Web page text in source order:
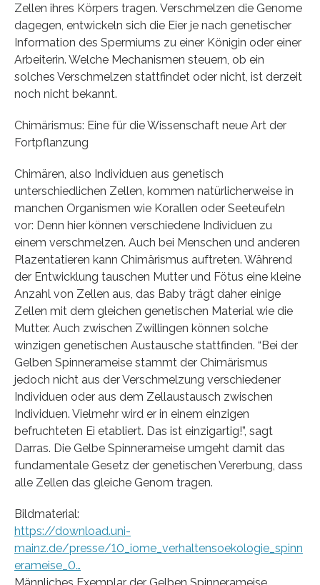
Zellen ihres Körpers tragen. Verschmelzen die Genome
dagegen, entwickeln sich die Eier je nach genetischer
Information des Spermiums zu einer Königin oder einer
Arbeiterin. Welche Mechanismen steuern, ob ein
solches Verschmelzen stattfindet oder nicht, ist derzeit
noch nicht bekannt.
Chimärismus: Eine für die Wissenschaft neue Art der
Fortpflanzung
Chimären, also Individuen aus genetisch
unterschiedlichen Zellen, kommen natürlicherweise in
manchen Organismen wie Korallen oder Seeteufeln
vor: Denn hier können verschiedene Individuen zu
einem verschmelzen. Auch bei Menschen und anderen
Plazentatieren kann Chimärismus auftreten. Während
der Entwicklung tauschen Mutter und Fötus eine kleine
Anzahl von Zellen aus, das Baby trägt daher einige
Zellen mit dem gleichen genetischen Material wie die
Mutter. Auch zwischen Zwillingen können solche
winzigen genetischen Austausche stattfinden. “Bei der
Gelben Spinnerameise stammt der Chimärismus
jedoch nicht aus der Verschmelzung verschiedener
Individuen oder aus dem Zellaustausch zwischen
Individuen. Vielmehr wird er in einem einzigen
befruchteten Ei etabliert. Das ist einzigartig!”, sagt
Darras. Die Gelbe Spinnerameise umgeht damit das
fundamentale Gesetz der genetischen Vererbung, dass
alle Zellen das gleiche Genom tragen.
Bildmaterial:
https://download.uni-
mainz.de/presse/10_iome_verhaltensoekologie_spinn
erameise_0…